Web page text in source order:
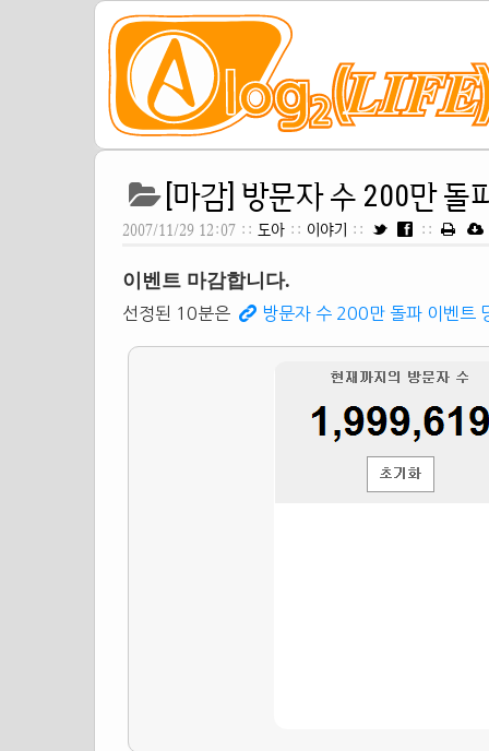
[마감] 방문자 수 200만 돌
2007/11/29 12:07 :: 도아 :: 이야기 :: ::
이벤트 마감합니다.
선정된 10분은 방문자 수 200만 돌파 이벤트